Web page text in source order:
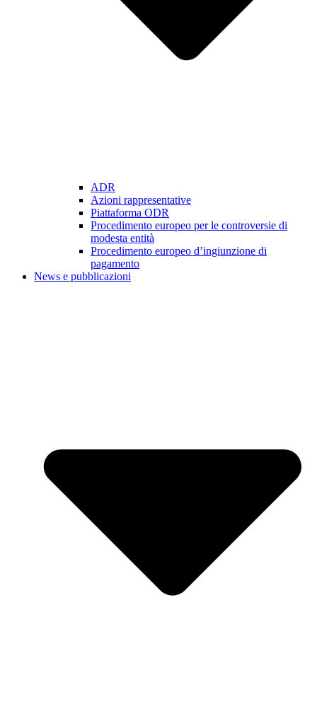
ADR
Azioni rappresentative
Piattaforma ODR
Procedimento europeo per le controversie di
modesta entità
Procedimento europeo d’ingiunzione di
pagamento
News e pubblicazioni